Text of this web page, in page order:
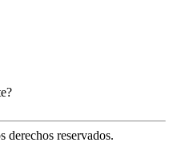
derechos reservados.